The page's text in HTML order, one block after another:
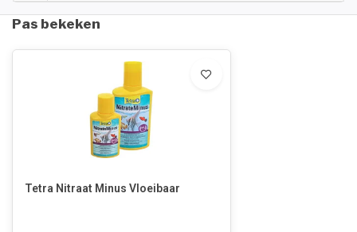
Pas bekeken
Tetra Nitraat Minus Vloeibaar